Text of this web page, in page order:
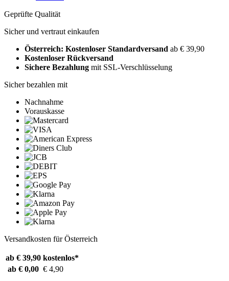
Geprüfte Qualität
Sicher und vertraut einkaufen
Österreich: Kostenloser Standardversand ab € 39,90
Kostenloser Rückversand
Sichere Bezahlung mit SSL-Verschlüsselung
Sicher bezahlen mit
Nachnahme
Vorauskasse
Versandkosten für Österreich
ab € 39,90 kostenlos*
ab € 0,00 € 4,90